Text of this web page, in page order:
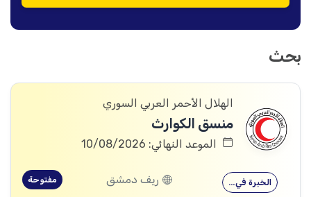
بحث
الهلال الأحمر العربي السوري
منسق الكوارث
الموعد النهائي: 10/08/2026
الخبرة في… ريف دمشق مفتوحة